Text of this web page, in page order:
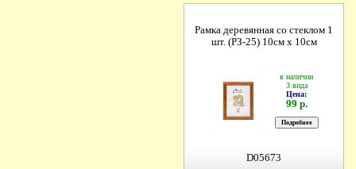
Рамка деревянная со стеклом 1
шт. (РЗ-25) 10см х 10см
в наличии
3 вида
Цена:
99 р.
D05673